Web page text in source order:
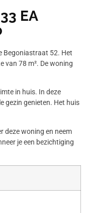
EA
Begoniastraat 52. Het
van 78 m². De woning
in huis. In deze
gezin genieten. Het huis
deze woning en neem
je een bezichtiging